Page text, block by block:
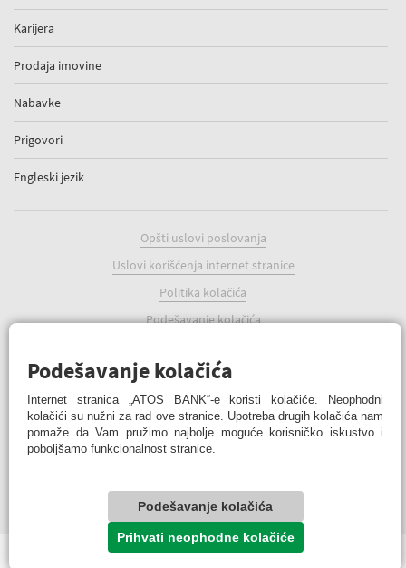
Karijera
Prodaja imovine
Nabavke
Prigovori
Engleski jezik
Opšti uslovi poslovanja
Uslovi korišćenja internet stranice
Politika kolačića
Podešavanje kolačića
ATOS BANK Online
© 2022 ATOS BANK a.d. Banja Luka
© ATOS BANK sva prava zadržana
Podešavanje kolačića
Internet stranica „ATOS BANK“-e koristi kolačiće. Neophodni
kolačići su nužni za rad ove stranice. Upotreba drugih kolačića nam
pomaže da Vam pružimo najbolje moguće korisničko iskustvo i
poboljšamo funkcionalnost stranice.
Podešavanje kolačića
Prihvati neophodne kolačiće